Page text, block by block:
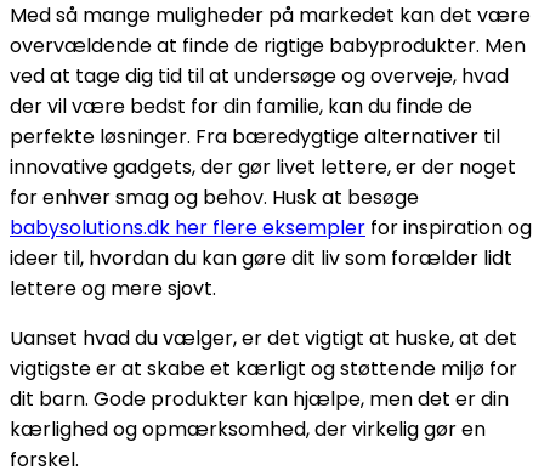
Med så mange muligheder på markedet kan det være
overvældende at finde de rigtige babyprodukter. Men
ved at tage dig tid til at undersøge og overveje, hvad
der vil være bedst for din familie, kan du finde de
perfekte løsninger. Fra bæredygtige alternativer til
innovative gadgets, der gør livet lettere, er der noget
for enhver smag og behov. Husk at besøge
babysolutions.dk her flere eksempler for inspiration og
ideer til, hvordan du kan gøre dit liv som forælder lidt
lettere og mere sjovt.
Uanset hvad du vælger, er det vigtigt at huske, at det
vigtigste er at skabe et kærligt og støttende miljø for
dit barn. Gode produkter kan hjælpe, men det er din
kærlighed og opmærksomhed, der virkelig gør en
forskel.